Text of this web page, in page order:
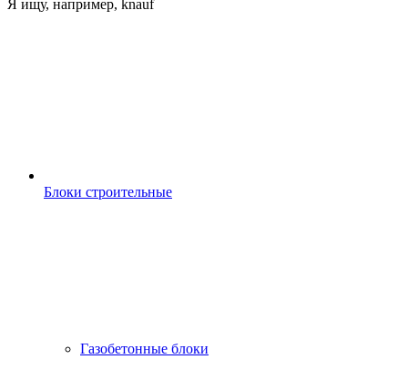
Я ищу, например, knauf
Блоки строительные
Газобетонные блоки